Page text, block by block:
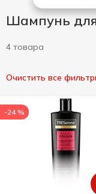
Шампунь
4 товара
Очистить все
-24 %